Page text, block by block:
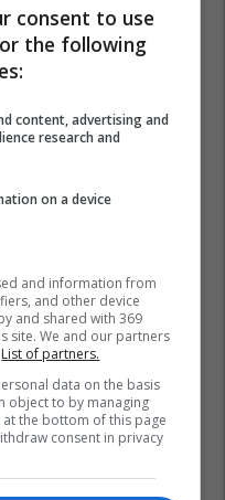
consent to use
the following
content, advertising and
research and
on a device
and information from
and other device
and shared with 369
site. We and our partners
List of partners.
data on the basis
object to by managing
the bottom of this page
consent in privacy